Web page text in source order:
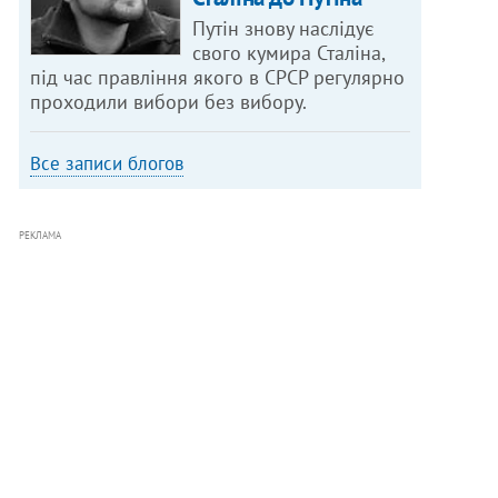
Путін знову наслідує
свого кумира Сталіна,
під час правління якого в СРСР регулярно
проходили вибори без вибору.
Все записи блогов
РЕКЛАМА